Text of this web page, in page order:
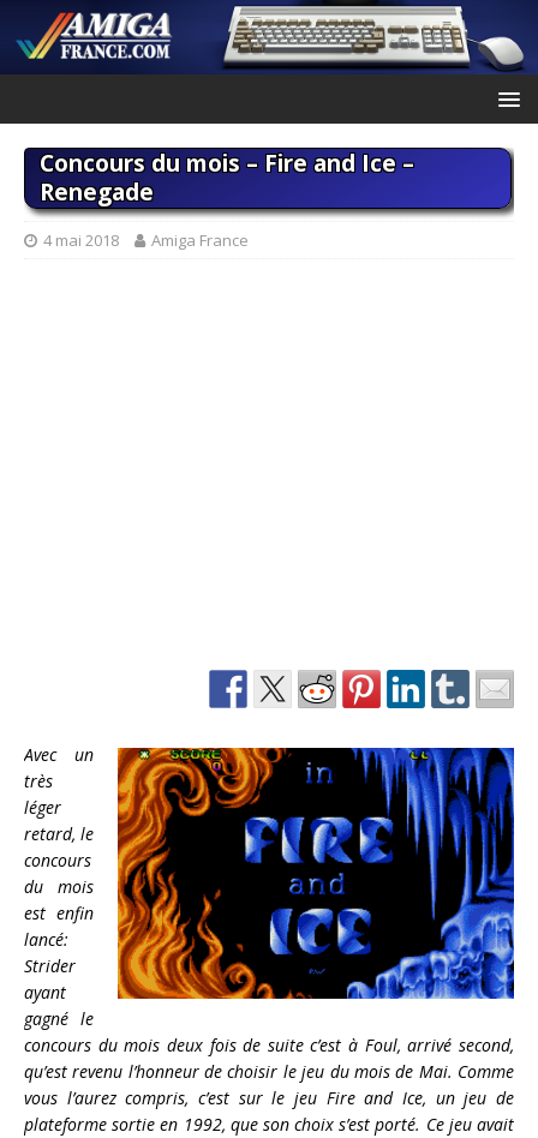
Concours du mois – Fire and Ice –
Renegade
4 mai 2018 Amiga France
Avec un
très
léger
retard, le
concours
du mois
est enfin
lancé:
Strider
ayant
gagné le
concours du mois deux fois de suite c’est à Foul, arrivé second,
qu’est revenu l’honneur de choisir le jeu du mois de Mai. Comme
vous l’aurez compris, c’est sur le jeu Fire and Ice, un jeu de
plateforme sortie en 1992, que son choix s’est porté. Ce jeu avait